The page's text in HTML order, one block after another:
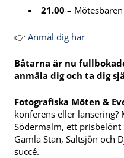
21.00 –
👉 Anmäl dig här
Båtarna är nu
anmäla dig och ta dig
Fotografiska Möten &
konferens eller
Södermalm, ett
Gamla Stan, Saltsjön och
succé.